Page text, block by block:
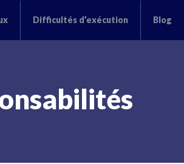
Difficultés d’exécution Blog